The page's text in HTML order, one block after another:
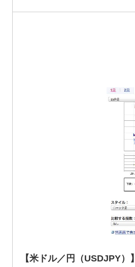
【米ドル／円（USDJPY）】